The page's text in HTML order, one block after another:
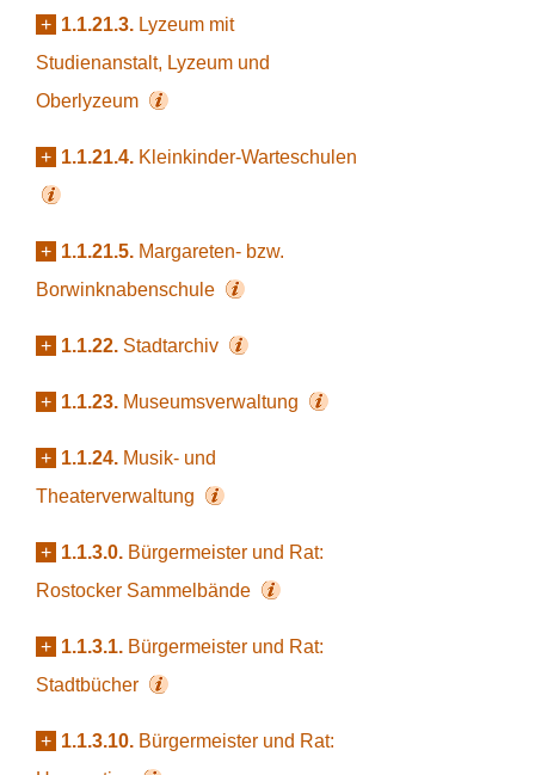
+ 1.1.21.3. Lyzeum mit
Studienanstalt, Lyzeum und
Oberlyzeum
+ 1.1.21.4. Kleinkinder-Warteschulen
+ 1.1.21.5. Margareten- bzw.
Borwinknabenschule
+ 1.1.22. Stadtarchiv
+ 1.1.23. Museumsverwaltung
+ 1.1.24. Musik- und
Theaterverwaltung
+ 1.1.3.0. Bürgermeister und Rat:
Rostocker Sammelbände
+ 1.1.3.1. Bürgermeister und Rat:
Stadtbücher
+ 1.1.3.10. Bürgermeister und Rat: